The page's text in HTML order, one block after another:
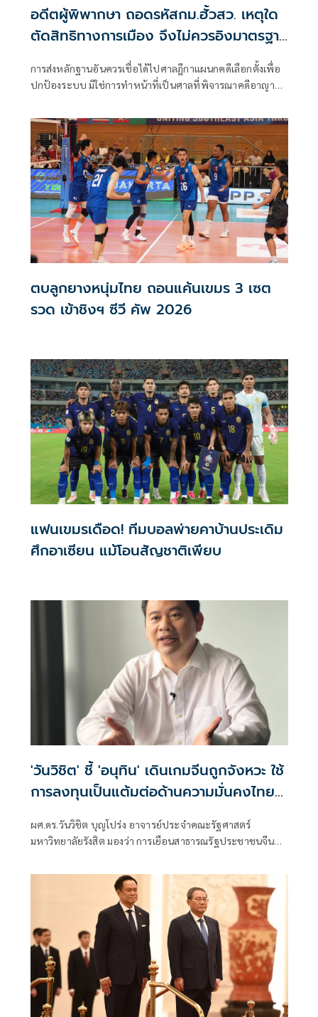
อดีตผู้พิพากษา ถอดรหัสกม.ฮั้วสว. เหตุใด
ตัดสิทธิทางการเมือง จึงไม่ควรอิงมาตรฐาน
เดียวกับคดีอาญา
การส่งหลักฐานอันควรเชื่อได้ไปศาลฎีกาแผนกคดีเลือกตั้งเพื่อ
ปกป้องระบบ มิใช่การทำหน้าที่เป็นศาลที่พิจารณาคดีอาญา
ตบลูกยางหนุ่มไทย ถอนแค้นเขมร 3 เซต
รวด เข้าชิงฯ ซีวี คัพ 2026
แฟนเขมรเดือด! ทีมบอลพ่ายคาบ้านประเดิม
ศึกอาเซียน แม้โอนสัญชาติเพียบ
'วันวิชิต' ชี้ 'อนุทิน' เดินเกมจีนถูกจังหวะ ใช้
การลงทุนเป็นแต้มต่อด้านความมั่นคงไทย
ผศ.ดร.วันวิชิต บุญโปร่ง อาจารย์ประจำคณะรัฐศาสตร์
มหาวิทยาลัยรังสิต มองว่า การเยือนสาธารณรัฐประชาชนจีน